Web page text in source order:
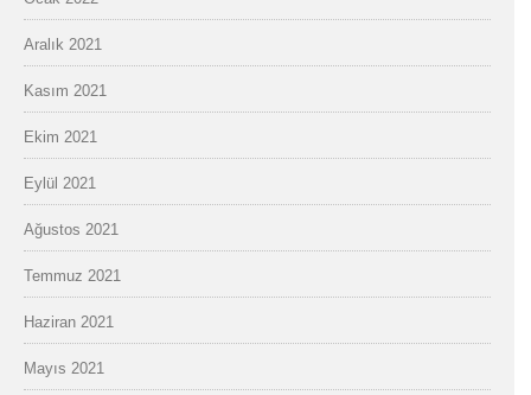
Aralık 2021
Kasım 2021
Ekim 2021
Eylül 2021
Ağustos 2021
Temmuz 2021
Haziran 2021
Mayıs 2021